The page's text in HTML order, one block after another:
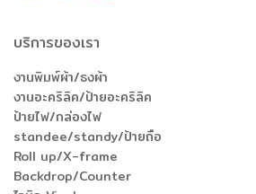
บริการของเรา
งานพิมพ์ผ้า/ธงผ้า
งานอะคริลิค/ป้ายอะคริลิค
ป้ายไฟ/กล่องไฟ
standee/standy/ป้ายถือ
Roll up/X-frame
Backdrop/Counter